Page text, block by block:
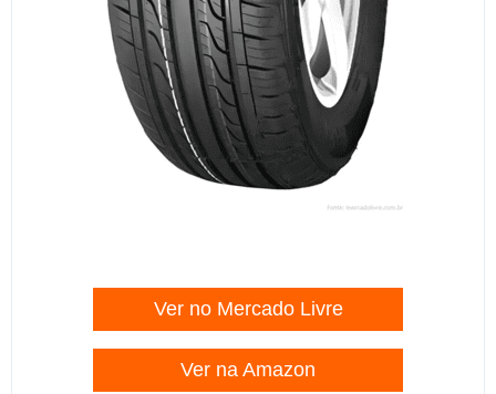
Ver no Mercado Livre
Ver na Amazon